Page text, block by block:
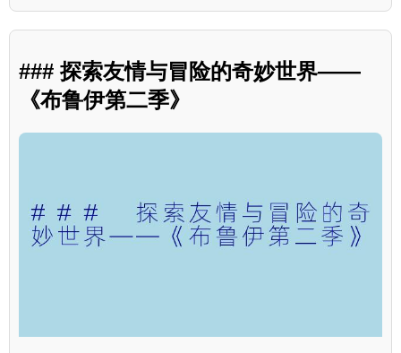
### 探索友情与冒险的奇妙世界——
《布鲁伊第二季》